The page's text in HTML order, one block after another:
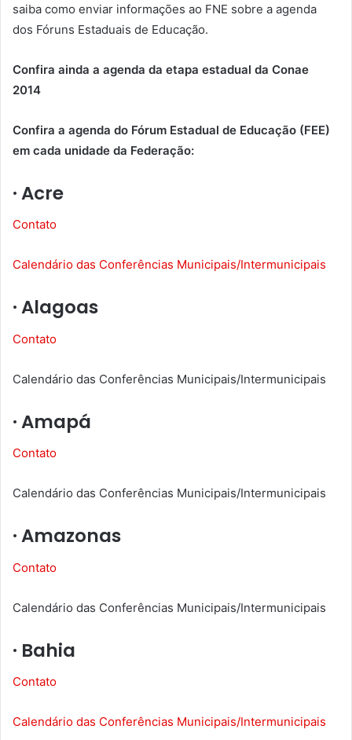
saiba como enviar informações ao FNE sobre a agenda
dos Fóruns Estaduais de Educação.
Confira ainda a agenda da etapa estadual da Conae
2014
Confira a agenda do Fórum Estadual de Educação (FEE)
em cada unidade da Federação:
· Acre
Contato
Calendário das Conferências Municipais/Intermunicipais
· Alagoas
Contato
Calendário das Conferências Municipais/Intermunicipais
· Amapá
Contato
Calendário das Conferências Municipais/Intermunicipais
· Amazonas
Contato
Calendário das Conferências Municipais/Intermunicipais
· Bahia
Contato
Calendário das Conferências Municipais/Intermunicipais